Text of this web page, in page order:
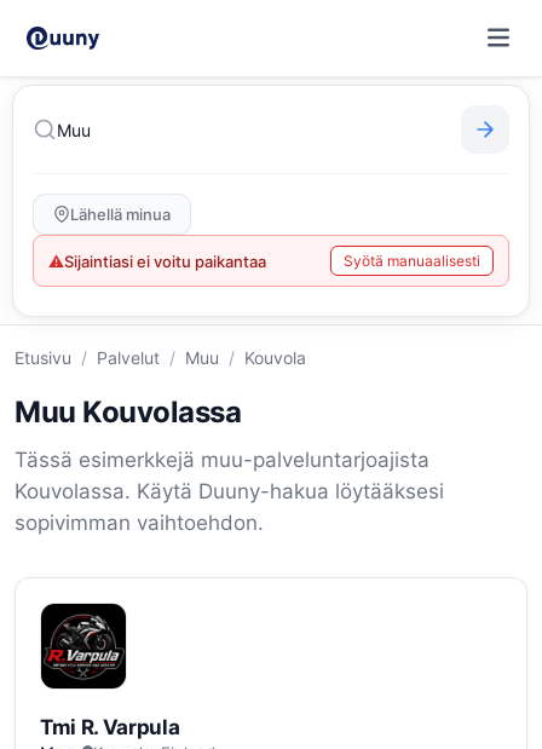
Lähellä minua
⚠Sijaintiasi ei voitu paikantaa Syötä manuaalisesti
Etusivu / Palvelut / Muu / Kouvola
Muu Kouvolassa
Tässä esimerkkejä muu-palveluntarjoajista
Kouvolassa. Käytä Duuny-hakua löytääksesi
sopivimman vaihtoehdon.
Tmi R. Varpula